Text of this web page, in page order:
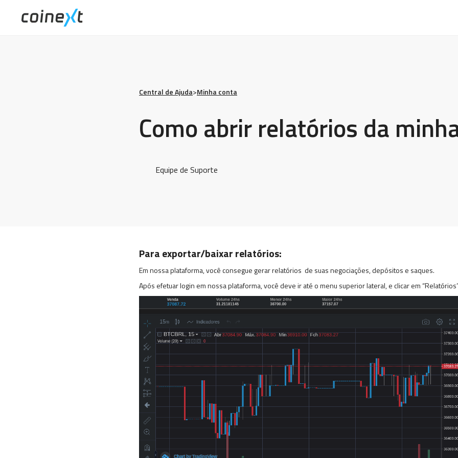
Central de Ajuda>Minha conta
Como abrir relatórios da
Equipe de Suporte
Para exportar/baixar relatórios:
Em nossa plataforma, você consegue gerar relatórios de suas negociações, depósitos e saques.
Após efetuar login em nossa plataforma, você deve ir até o menu superior lateral, e clicar em